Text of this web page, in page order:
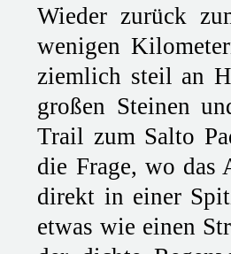
Wieder zurück
wenigen
ziemlich steil an
großen Steinen
Trail zum Salto
die Frage, wo das
direkt in einer
etwas wie einen